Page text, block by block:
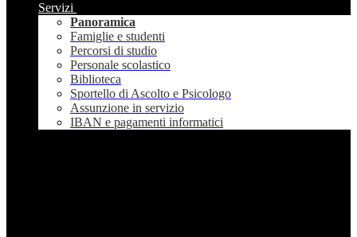
Servizi
Panoramica
Famiglie e studenti
Percorsi di studio
Personale scolastico
Biblioteca
Sportello di Ascolto e Psicologo
Assunzione in servizio
IBAN e pagamenti informatici